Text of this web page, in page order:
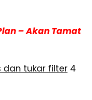
– Akan Tamat
dan tukar filter 4